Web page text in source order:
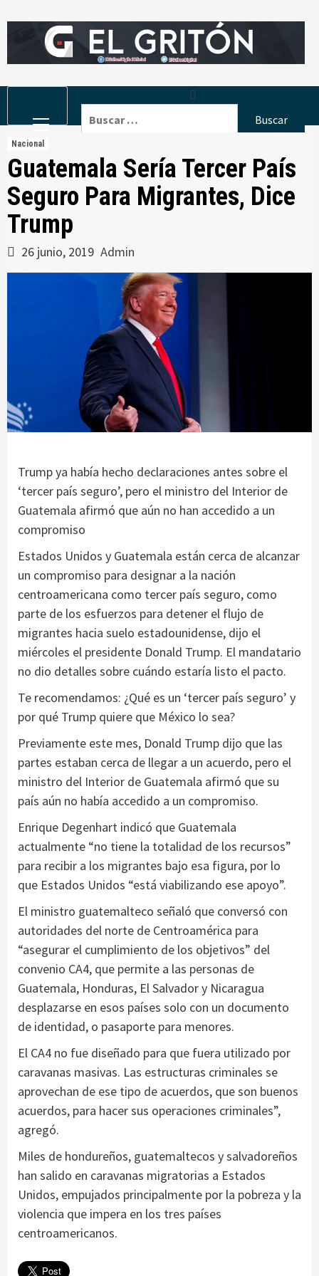
to
Menu
Nacional
Guatemala Sería Tercer País
Seguro Para Migrantes, Dice
Trump
26 junio, 2019 Admin
Trump ya había hecho declaraciones antes sobre el
‘tercer país seguro’, pero el ministro del Interior de
Guatemala afirmó que aún no han accedido a un
compromiso
Estados Unidos y Guatemala están cerca de alcanzar
un compromiso para designar a la nación
centroamericana como tercer país seguro, como
parte de los esfuerzos para detener el flujo de
migrantes hacia suelo estadounidense, dijo el
miércoles el presidente Donald Trump. El mandatario
no dio detalles sobre cuándo estaría listo el pacto.
Te recomendamos: ¿Qué es un ‘tercer país seguro’ y
por qué Trump quiere que México lo sea?
Previamente este mes, Donald Trump dijo que las
partes estaban cerca de llegar a un acuerdo, pero el
ministro del Interior de Guatemala afirmó que su
país aún no había accedido a un compromiso.
Enrique Degenhart indicó que Guatemala
actualmente “no tiene la totalidad de los recursos”
para recibir a los migrantes bajo esa figura, por lo
que Estados Unidos “está viabilizando ese apoyo”.
El ministro guatemalteco señaló que conversó con
autoridades del norte de Centroamérica para
“asegurar el cumplimiento de los objetivos” del
convenio CA4, que permite a las personas de
Guatemala, Honduras, El Salvador y Nicaragua
desplazarse en esos países solo con un documento
de identidad, o pasaporte para menores.
El CA4 no fue diseñado para que fuera utilizado por
caravanas masivas. Las estructuras criminales se
aprovechan de ese tipo de acuerdos, que son buenos
acuerdos, para hacer sus operaciones criminales”,
agregó.
Miles de hondureños, guatemaltecos y salvadoreños
han salido en caravanas migratorias a Estados
Unidos, empujados principalmente por la pobreza y la
violencia que impera en los tres países
centroamericanos.